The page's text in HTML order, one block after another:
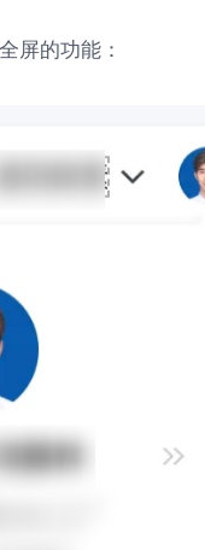
发
者
Markdown
编
术
屏的功能：